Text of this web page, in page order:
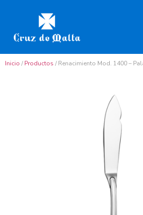
Inicio /Productos / Renacimiento Mod. 1400 –